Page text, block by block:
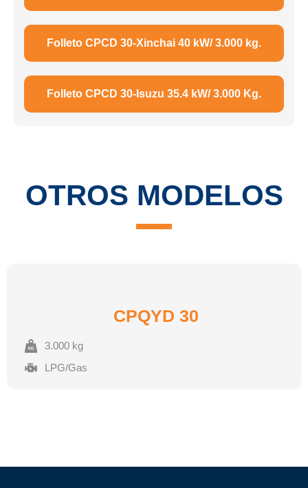
Folleto CPCD 30-Xinchai 40 kW/ 3.000 kg.
Folleto CPCD 30-Isuzu 35.4 kW/ 3.000 Kg.
OTROS MODELOS
CPQYD 30
3.000 kg
LPG/Gas